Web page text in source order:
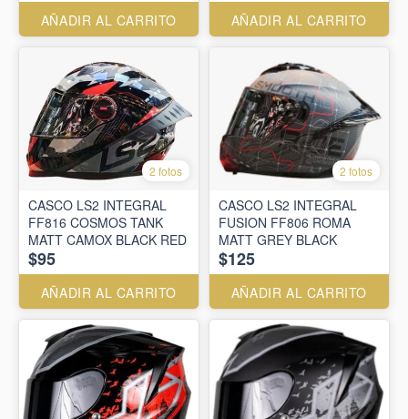
AÑADIR AL CARRITO AÑADIR AL CARRITO
2 fotos
CASCO LS2 INTEGRAL
FF816 COSMOS TANK
MATT CAMOX BLACK RED
$95
AÑADIR AL CARRITO
2 fotos
CASCO LS2 INTEGRAL
FUSION FF806 ROMA
MATT GREY BLACK
$125
AÑADIR AL CARRITO